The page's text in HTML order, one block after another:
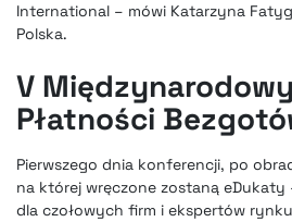
International – mówi Katarzyna
Polska.
V
Płatności
Pierwszego dnia konferencji, po
na której wręczone zostaną
dla czołowych firm i ekspertów